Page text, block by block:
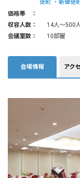
徒町
新御徒
価格帯 ：
収容人数：
14人〜500
会議室数：
10部屋
会場情報 アク